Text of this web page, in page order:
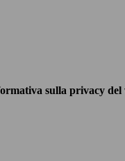
sulla privacy del